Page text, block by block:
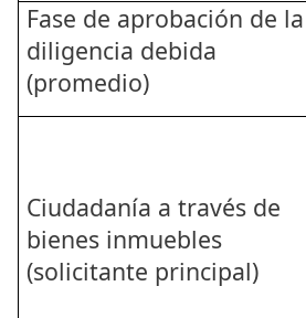
Fase de aprobación de la
diligencia debida
(promedio)
Ciudadanía a través de
bienes inmuebles
(solicitante principal)